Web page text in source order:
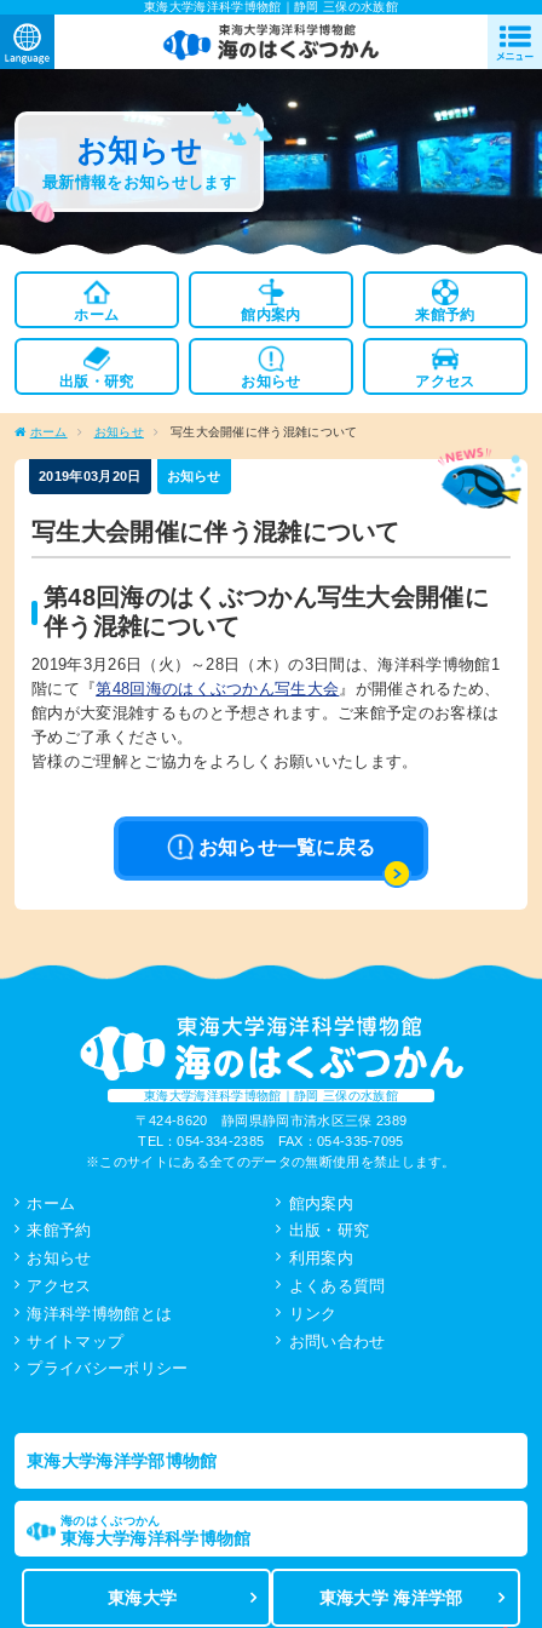
東海大学海洋科学博物館｜静岡 三保の水族館
お知らせ
最新情報をお知らせします
ホーム 館内案内 来館予約
出版・研究 お知らせ アクセス
ホーム お知らせ 写生大会開催に伴う混雑について
2019年03月20日 お知らせ
写生大会開催に伴う混雑について
第48回海のはくぶつかん写生大会開催に
伴う混雑について
2019年3月26日（火）～28日（木）の3日間は、海洋科学博物館1
階にて『第48回海のはくぶつかん写生大会 』が開催されるため、
館内が大変混雑するものと予想されます。ご来館予定のお客様は
予めご了承ください。
皆様のご理解とご協力をよろしくお願いいたします。
お知らせ一覧に戻る
東海大学海洋科学博物館｜静岡 三保の水族館
〒424-8620 静岡県静岡市清水区三保 2389
TEL：054-334-2385 FAX：054-335-7095
※このサイトにある全てのデータの無断使用を禁止します。
ホーム
館内案内
来館予約
出版・研究
お知らせ
利用案内
アクセス
よくある質問
海洋科学博物館とは
リンク
サイトマップ
お問い合わせ
プライバシーポリシー
東海大学海洋学部博物館
海のはくぶつかん
東海大学海洋科学博物館
東海大学 東海大学 海洋学部